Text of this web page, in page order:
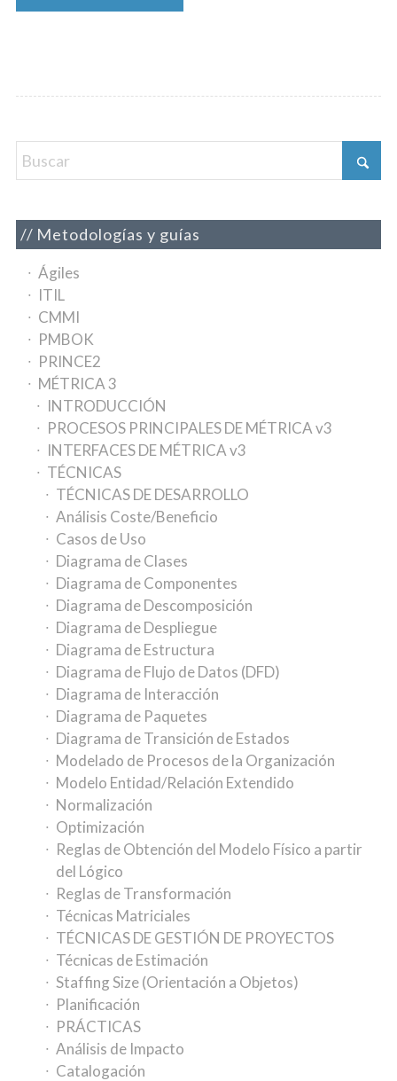
Metodologías y guías
Ágiles
ITIL
CMMI
PMBOK
PRINCE2
MÉTRICA 3
INTRODUCCIÓN
PROCESOS PRINCIPALES DE MÉTRICA v3
INTERFACES DE MÉTRICA v3
TÉCNICAS
TÉCNICAS DE DESARROLLO
Análisis Coste/Beneficio
Casos de Uso
Diagrama de Clases
Diagrama de Componentes
Diagrama de Descomposición
Diagrama de Despliegue
Diagrama de Estructura
Diagrama de Flujo de Datos (DFD)
Diagrama de Interacción
Diagrama de Paquetes
Diagrama de Transición de Estados
Modelado de Procesos de la Organización
Modelo Entidad/Relación Extendido
Normalización
Optimización
Reglas de Obtención del Modelo Físico a partir
del Lógico
Reglas de Transformación
Técnicas Matriciales
TÉCNICAS DE GESTIÓN DE PROYECTOS
Técnicas de Estimación
Staffing Size (Orientación a Objetos)
Planificación
PRÁCTICAS
Análisis de Impacto
Catalogación